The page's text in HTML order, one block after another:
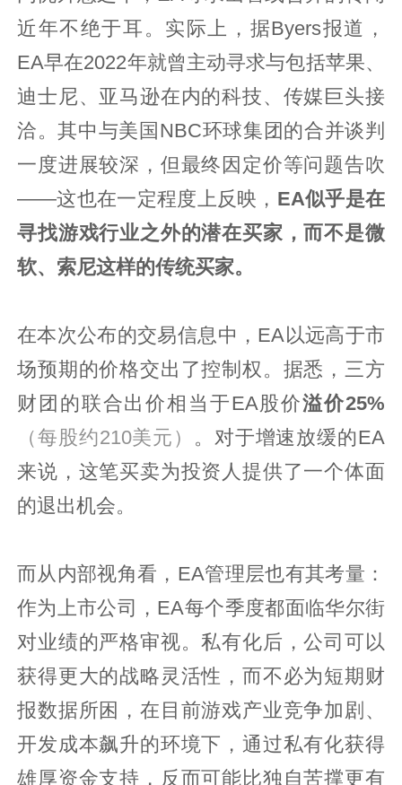
近年不绝于耳。实际上，据Byers报道，
EA早在2022年就曾主动寻求与包括苹果、
迪士尼、亚马逊在内的科技、传媒巨头接
洽。其中与美国NBC环球集团的合并谈判
一度进展较深，但最终因定价等问题告吹
——这也在一定程度上反映， EA似乎是在
寻找游戏行业之外的潜在买家，而不是微
软、索尼这样的传统买家。
在本次公布的交易信息中，EA以远高于市
场预期的价格交出了控制权。据悉，三方
财团的联合出价相当于EA股价溢价25%
（每股约210美元） 。对于增速放缓的EA
来说，这笔买卖为投资人提供了一个体面
的退出机会。
而从内部视角看，EA管理层也有其考量：
作为上市公司，EA每个季度都面临华尔街
对业绩的严格审视。私有化后，公司可以
获得更大的战略灵活性，而不必为短期财
报数据所困，在目前游戏产业竞争加剧、
开发成本飙升的环境下，通过私有化获得
雄厚资金支持，反而可能比独自苦撑更有